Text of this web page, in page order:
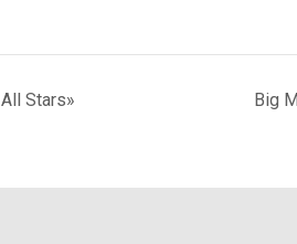
Stars» Big